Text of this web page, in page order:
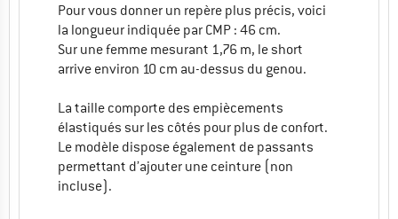
Pour vous donner un repère plus précis, voici
la longueur indiquée par CMP : 46 cm.
Sur une femme mesurant 1,76 m, le short
arrive environ 10 cm au-dessus du genou.
La taille comporte des empiècements
élastiqués sur les côtés pour plus de confort.
Le modèle dispose également de passants
permettant d’ajouter une ceinture (non
incluse).